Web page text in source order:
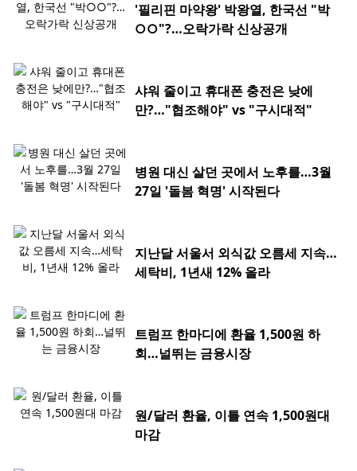
'필리핀 마약왕' 박왕열, 한국선 "박
○○"?…오락가락 신상공개
샤워 줄이고 휴대폰 충전은 낮에
만?…"협조해야" vs "구시대적"
병원 대신 살던 곳에서 노후를…3월
27일 '돌봄 혁명' 시작된다
지난달 서울서 외식값 오름세 지속…
세탁비, 1년새 12% 올라
트럼프 한마디에 환율 1,500원 하
회…널뛰는 금융시장
원/달러 환율, 이틀 연속 1,500원대
마감